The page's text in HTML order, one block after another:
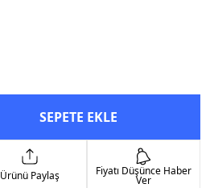
SEPETE EKLE
Ürünü Paylaş Fiyatı Düşünce Haber
Ver